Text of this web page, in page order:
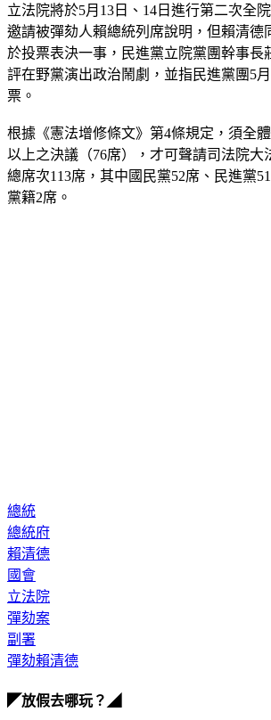
邀請被彈劾人賴總統列席說明，但賴清德
於投票表決一事，民進黨立院黨團幹事長
評在野黨演出政治鬧劇，並指民進黨團5
票。
以上之決議（76席），才可聲請司法院大
總席次113席，其中國民黨52席、民進黨
黨籍2席。
總統府
賴清德
國會
立法院
彈劾案
副署
彈劾賴清德